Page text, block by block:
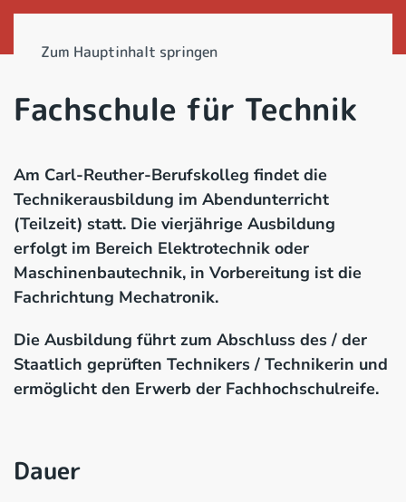
Zum Hauptinhalt springen
Fachschule für Technik
Am Carl-Reuther-Berufskolleg findet die
Technikerausbildung im Abendunterricht
(Teilzeit) statt. Die vierjährige Ausbildung
erfolgt im Bereich Elektrotechnik oder
Maschinenbautechnik, in Vorbereitung ist die
Fachrichtung Mechatronik.
Die Ausbildung führt zum Abschluss des / der
Staatlich geprüften Technikers / Technikerin und
ermöglicht den Erwerb der Fachhochschulreife.
Dauer